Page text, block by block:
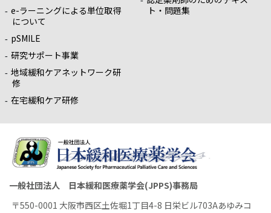
e-ラーニングによる単位取得
について
pSMILE
研究サポート事業
地域緩和ケアネットワーク研
修
在宅緩和ケア研修
ト・問題集
一般社団法人 日本緩和医療薬学会(JPPS)事務局
〒550-0001 大阪市西区土佐堀1丁目4-8 日栄ビル703Aあゆみコ